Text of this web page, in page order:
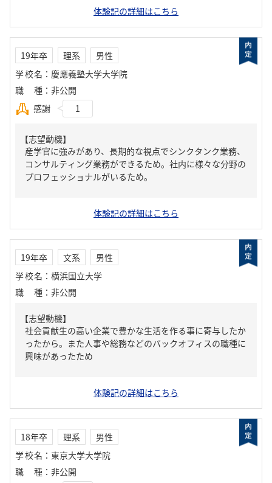
体験記の詳細はこちら
19年卒 理系
男性
学校名 ： 慶應義塾大学大学院
職種 ： 非公開
感謝
1
【志望動機】
産学官に強みがあり、長期的な視点でシンクタンク業務、
コンサルティング業務ができるため。社内に様々な分野の
プロフェッショナルがいるため。
体験記の詳細はこちら
19年卒 文系
男性
学校名 ： 横浜国立大学
職種 ： 非公開
【志望動機】
社会貢献生の高い企業で豊かな生活を作る事に寄与したか
ったから。また人事や総務などのバックオフィスの職種に
興味があったため
体験記の詳細はこちら
18年卒 理系
男性
学校名 ： 東京大学大学院
職種 ： 非公開